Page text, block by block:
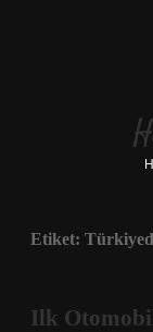
Etiket:
Ilk